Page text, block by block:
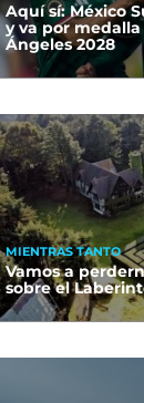
Aquí sí: México
y va por medalla
Ángeles 2028
MIENTRAS TANTO
Vamos a
sobre el